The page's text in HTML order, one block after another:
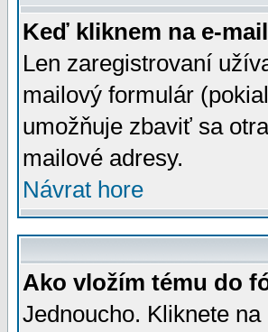
Keď kliknem na e-
Len zaregistrovaní
mailový formulár
umožňuje zbaviť sa
mailové adresy.
Návrat hore
Ako vložím tému do
Jednoucho. Kliknete